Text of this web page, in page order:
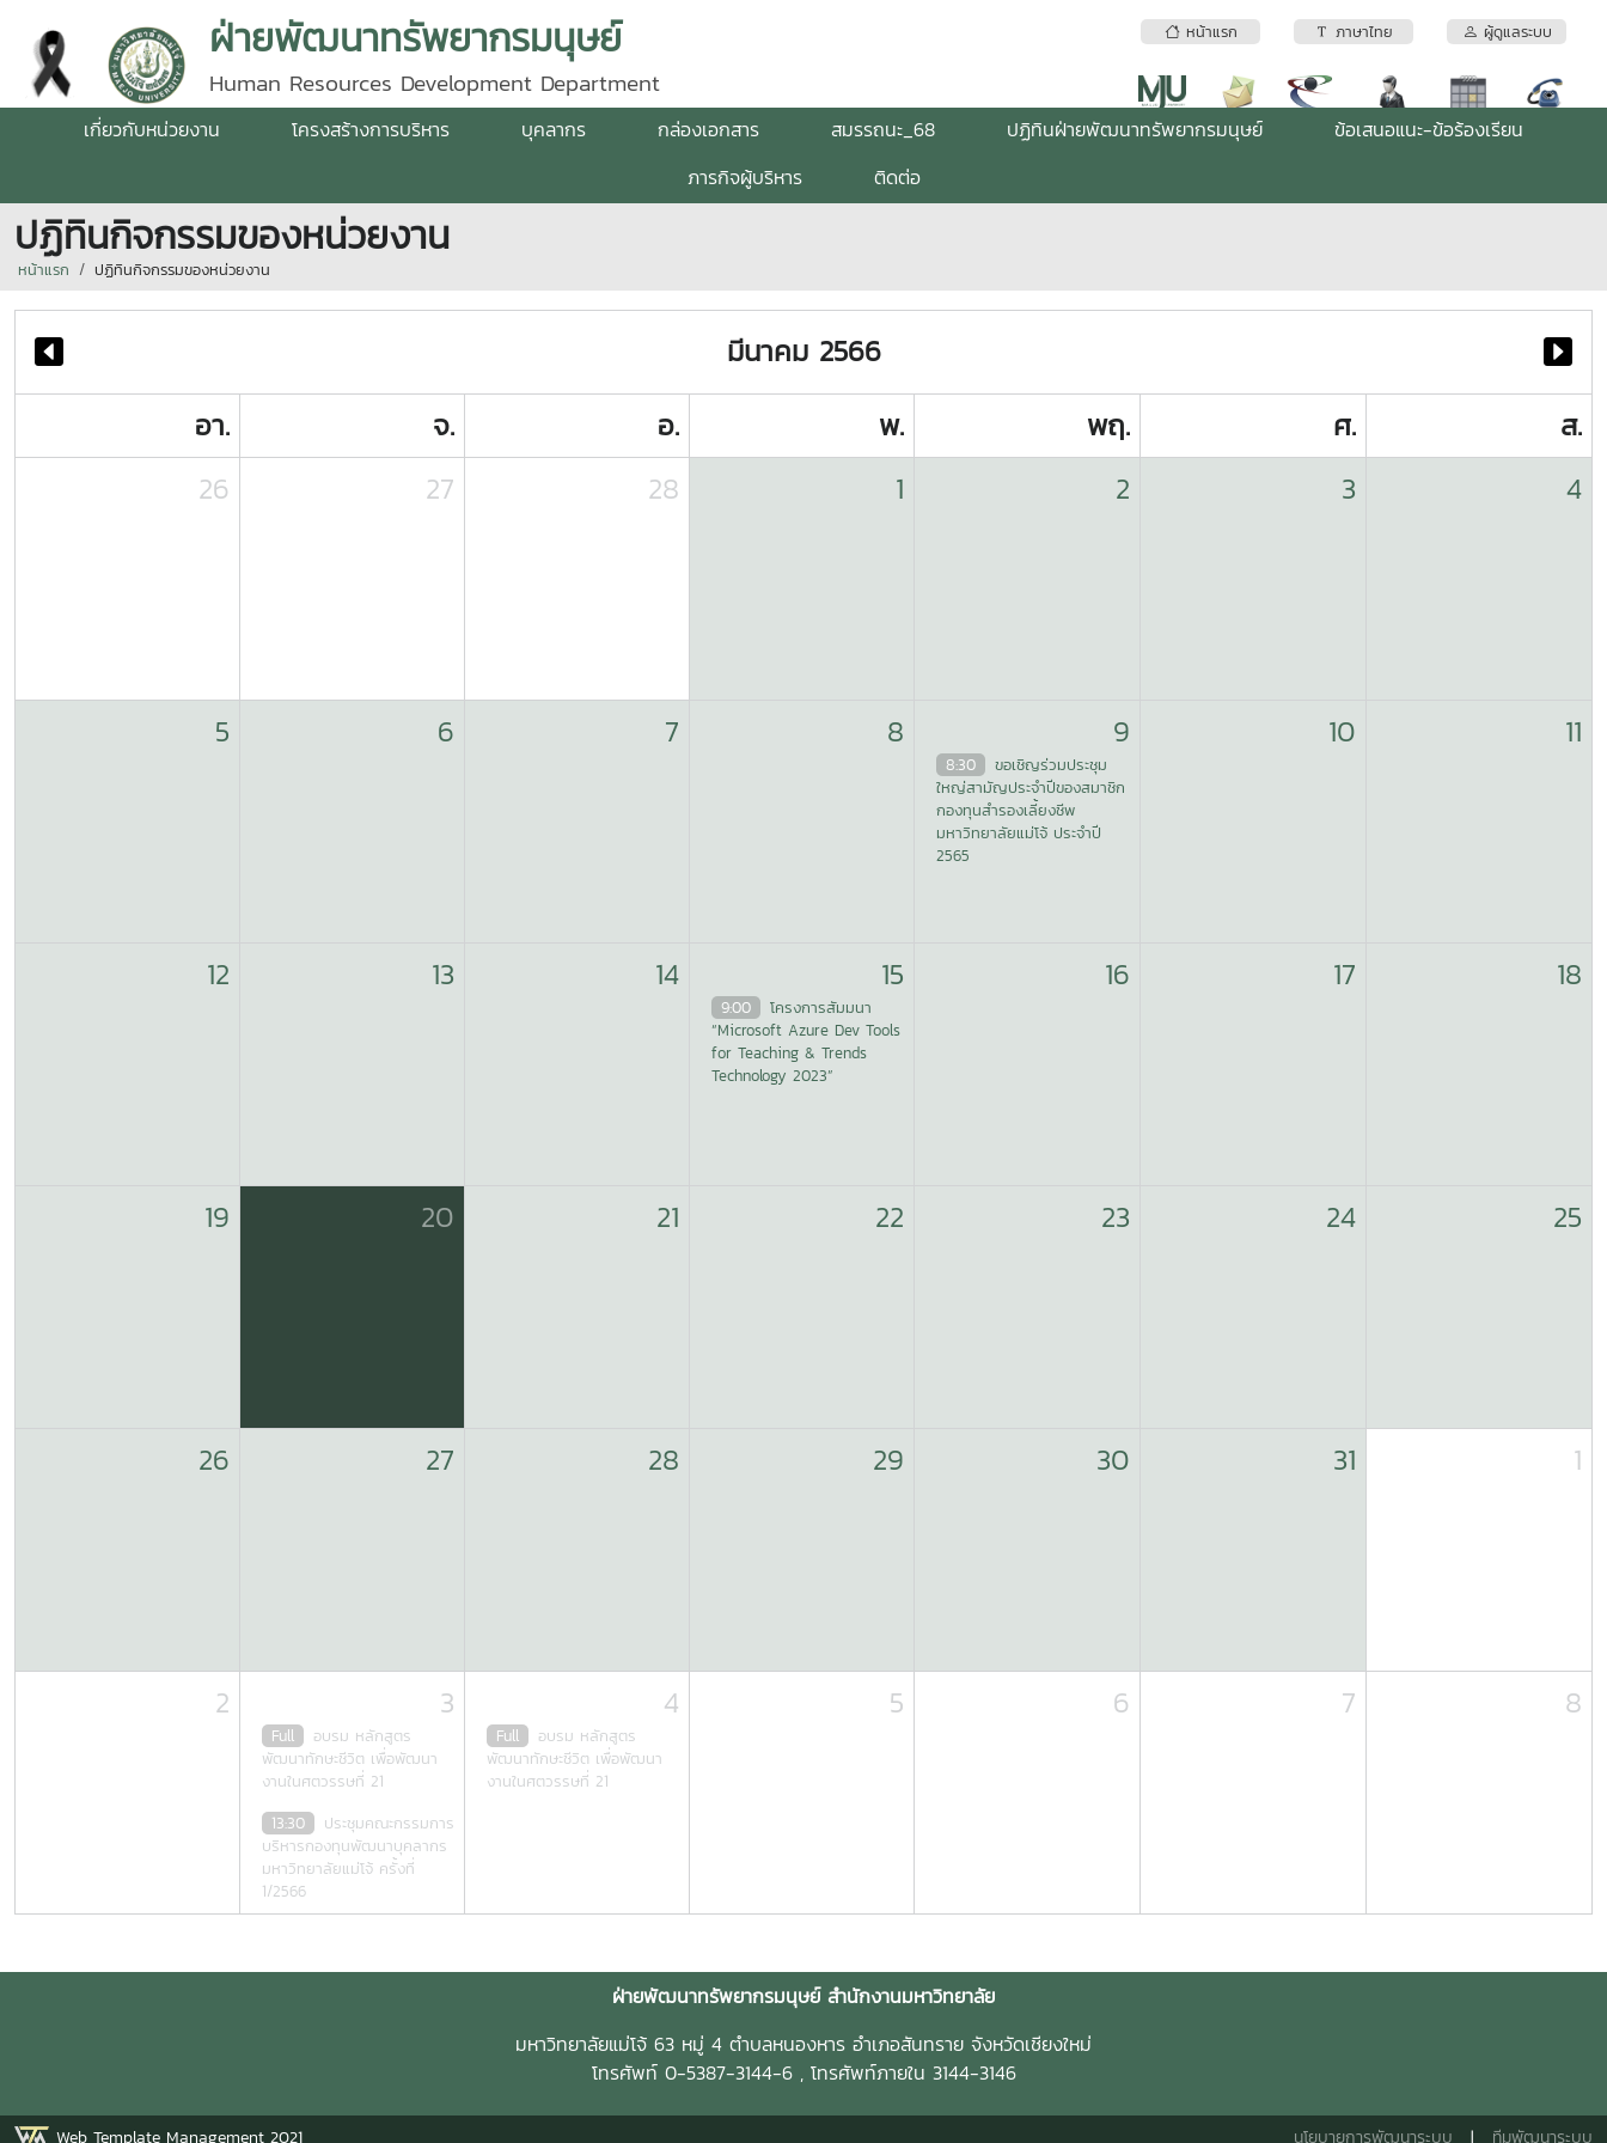
หน้าแรก ภาษาไทย ผู้ดูแลระบบ
ฝ่ายพัฒนาทรัพยากรมนุษย์
Human Resources Development Department
เกี่ยวกับหน่วยงาน โครงสร้างการบริหาร บุคลากร กล่องเอกสาร สมรรถนะ_68 ปฏิทินฝ่ายพัฒนาทรัพยากรมนุษย์
ข้อเสนอแนะ-ข้อร้องเรียน
ภารกิจผู้บริหาร
ติดต่อ
ปฏิทินกิจกรรมของหน่วยงาน
หน้าแรก ปฏิทินกิจกรรมของหน่วยงาน
มีนาคม 2566
อา.
จ. อ. พ. พฤ. ศ.
ส.
26
27 28 1 2 3 4
5 6 7 8 9
8:30
ขอเชิญร่วมประชุม
ใหญ่สามัญประจำปีของสมาชิก
กองทุนสำรองเลี้ยงชีพ
มหาวิทยาลัยแม่โจ้ ประจำปี
2565
10 11
12 13 14 15
9:00
โครงการสัมมนา
“Microsoft Azure Dev Tools
for Teaching & Trends
Technology 2023”
16 17 18
19 20 21 22 23 24 25
26 27 28 29 30 31 1
2 3
Full
อบรม หลักสูตร
พัฒนาทักษะชีวิต เพื่อพัฒนา
งานในศตวรรษที่ 21
13:30
ประชุมคณะกรรมการ
บริหารกองทุนพัฒนาบุคลากร
มหาวิทยาลัยแม่โจ้ ครั้งที่
1/2566
4
Full
อบรม หลักสูตร
พัฒนาทักษะชีวิต เพื่อพัฒนา
งานในศตวรรษที่ 21
5 6 7 8
ฝ่ายพัฒนาทรัพยากรมนุษย์ สำนักงานมหาวิทยาลัย
มหาวิทยาลัยแม่โจ้ 63 หมู่ 4 ตำบลหนองหาร อำเภอสันทราย จังหวัดเชียงใหม่
โทรศัพท์ 0-5387-3144-6 , โทรศัพท์ภายใน 3144-3146
Web Template Management 2021 นโยบายการพัฒนาระบบ | ทีมพัฒนาระบบ